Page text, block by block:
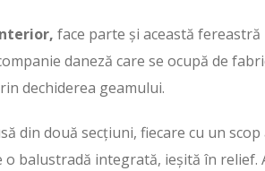
face parte și această fereastră
daneză care se ocupă de
dechiderea geamului.
din două secțiuni, fiecare cu un
balustradă integrată, ieșită în relief.